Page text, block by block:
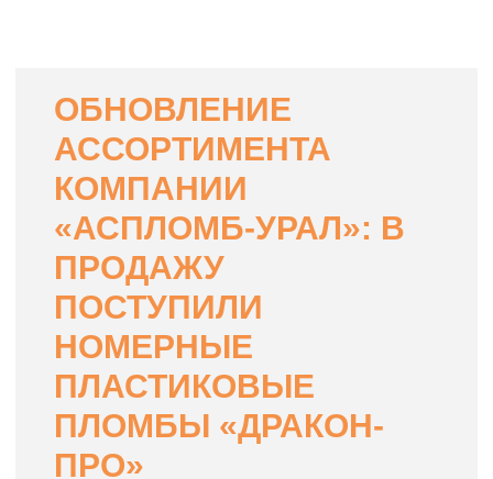
ОБНОВЛЕНИЕ
АССОРТИМЕНТА
КОМПАНИИ
«АСПЛОМБ-УРАЛ»: В
ПРОДАЖУ
ПОСТУПИЛИ
НОМЕРНЫЕ
ПЛАСТИКОВЫЕ
ПЛОМБЫ «ДРАКОН-
ПРО»